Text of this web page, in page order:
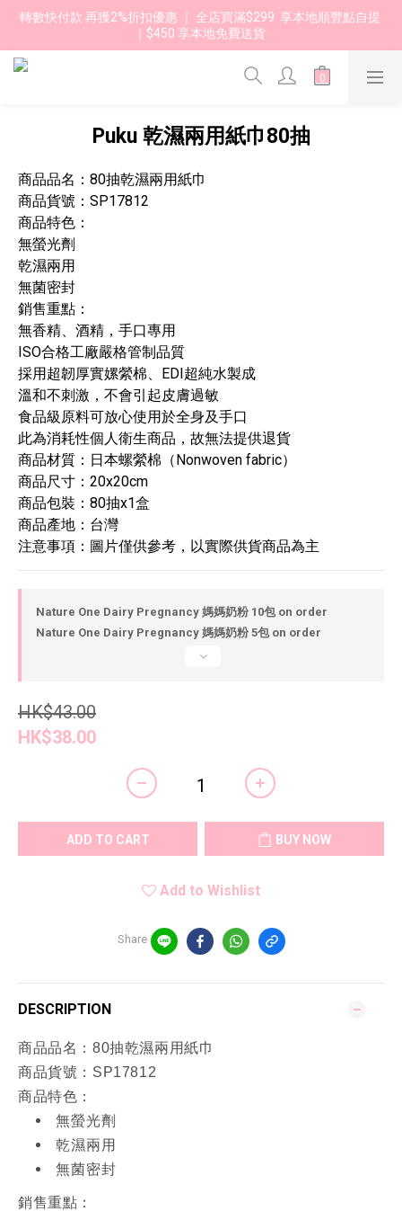
轉數快付款 再獲2%折扣優惠 ｜ 全店買滿$299  享本地順豐點自提
｜$450 享本地免費送貨
Puku 乾濕兩用紙巾80抽
商品品名：80抽乾濕兩用紙巾
商品貨號：SP17812
商品特色：
無螢光劑
乾濕兩用
無菌密封
銷售重點：
無香精、酒精，手口專用
ISO合格工廠嚴格管制品質
採用超韌厚實嫘縈棉、EDI超純水製成
溫和不刺激，不會引起皮膚過敏
食品級原料可放心使用於全身及手口
此為消耗性個人衛生商品，故無法提供退貨
商品材質：日本螺縈棉（Nonwoven fabric）
商品尺寸：20x20cm
商品包裝：80抽x1盒
商品產地：台灣
注意事項：圖片僅供參考，以實際供貨商品為主
Nature One Dairy Pregnancy 媽媽奶粉 10包 on order
Nature One Dairy Pregnancy 媽媽奶粉 5包 on order
HK$43.00
HK$38.00
ADD TO CART BUY NOW
Add to Wishlist
Share
DESCRIPTION
商品品名：80抽乾濕兩用紙巾
商品貨號：SP17812
商品特色：
無螢光劑
乾濕兩用
無菌密封
銷售重點：